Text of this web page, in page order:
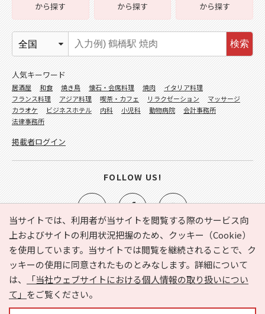
当サイトでは、利用者が当サイトを閲覧する際のサービス向
上およびサイトの利用状況把握のため、クッキー（Cookie）
を使用しています。当サイトでは閲覧を継続されることで、ク
ッキーの使用に同意されたものとみなします。詳細について
は、
「当社ウェブサイトにおける個人情報の取り扱いについ
て」 をご覧ください。
e-NAVITA（イーナビタ）とは？ お気に入り
ヘルプ
利用規約
個人情報の取り扱いについて
運営会社
サイトマップ
広告掲載に関するお問い合わせ
から探す
から探す
から探す
検索
人気キーワード
居酒屋 和食 焼き鳥 懐石・会席料理 焼肉
イタリア料理
フランス料理
アジア料理 喫茶・カフェ リラクゼーション
マッサージ
カラオケ
ビジネスホテル 内科 小児科 動物病院
会計事務所
法律事務所
掲載者ログイン
FOLLOW US!